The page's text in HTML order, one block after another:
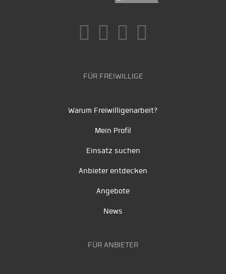
FÜR FREIWILLIGE
Warum Freiwilligenarbeit?
Mein Profil
Einsatz suchen
Anbieter entdecken
Angebote
News
FÜR ANBIETER